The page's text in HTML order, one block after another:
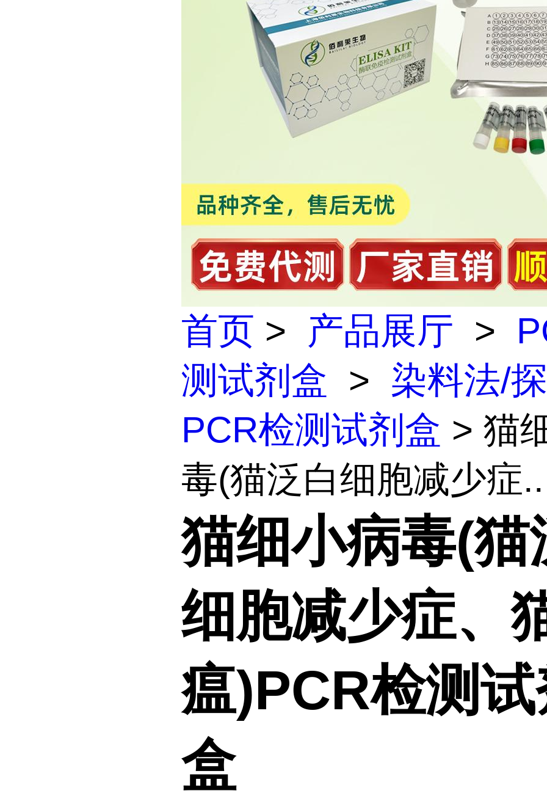
首页 > 产品展厅 >
测试剂盒 > 染料法/
PCR检测试剂盒 > 猫
毒(猫泛白细胞减少症
猫细小病毒(猫
细胞减少症、
瘟)PCR检测
盒